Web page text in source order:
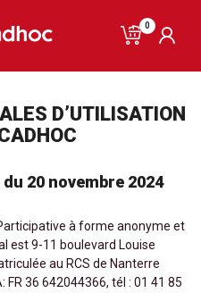
0
D’UTILISATION
20 novembre 2024
à forme anonyme et
est 9-11 boulevard Louise
au RCS de Nanterre
36 642044366, tél : 01 41 85